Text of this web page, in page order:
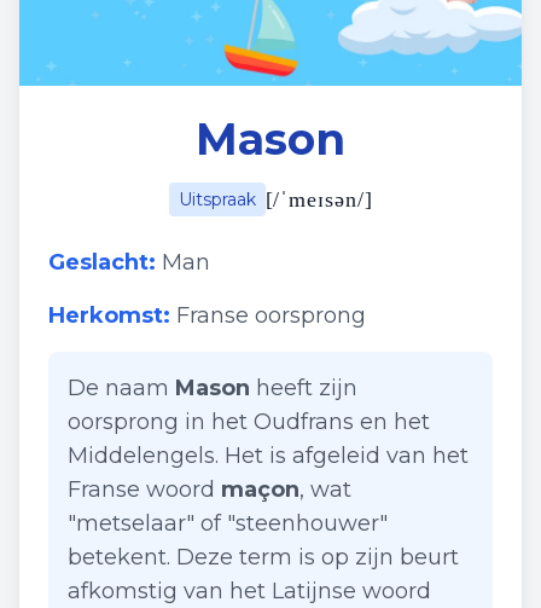
Mason
Uitspraak [/ˈmeɪsən/]
Geslacht: Man
Herkomst: Franse oorsprong
De naam Mason heeft zijn
oorsprong in het Oudfrans en het
Middelengels. Het is afgeleid van het
Franse woord maçon, wat
"metselaar" of "steenhouwer"
betekent. Deze term is op zijn beurt
afkomstig van het Latijnse woord